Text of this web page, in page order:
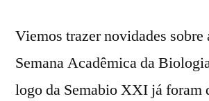
Viemos trazer novidades
Semana Acadêmica da
logo da Semabio XXI já foram